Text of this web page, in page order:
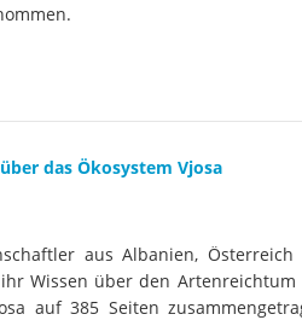
das Ökosystem Vjosa
aus Albanien, Österreich
Wissen über den Artenreichtum
auf 385 Seiten